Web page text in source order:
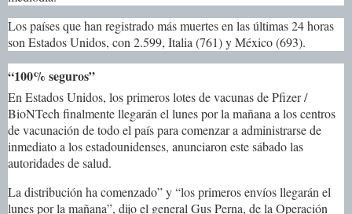
Los países que han registrado más muertes en las últimas 24 horas
son Estados Unidos, con 2.599, Italia (761) y México (693).
“100% seguros”
En Estados Unidos, los primeros lotes de vacunas de Pfizer /
BioNTech finalmente llegarán el lunes por la mañana a los centros
de vacunación de todo el país para comenzar a administrarse de
inmediato a los estadounidenses, anunciaron este sábado las
autoridades de salud.
La distribución ha comenzado” y “los primeros envíos llegarán el
lunes por la mañana”, dijo el general Gus Perna, de la Operación